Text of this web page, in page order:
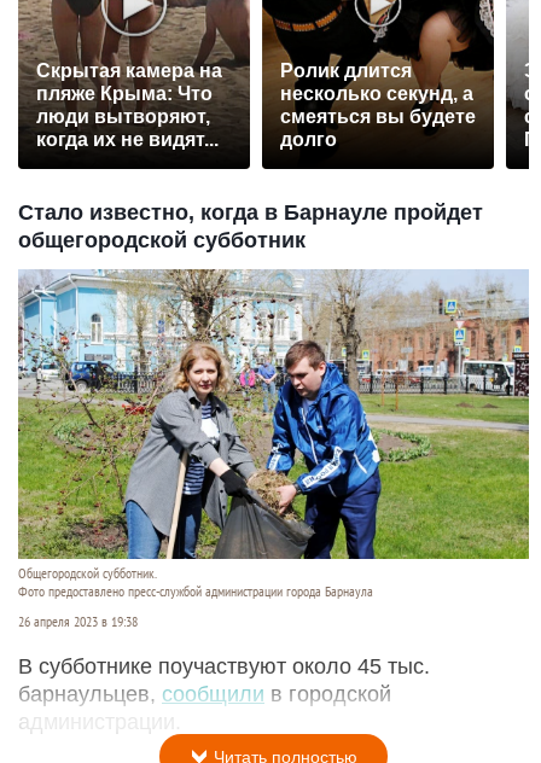
Скрытая камера на
пляже Крыма: Что
люди вытворяют,
когда их не видят...
Ролик длится
несколько секунд, а
смеяться вы будете
долго
Стало известно, когда в Барнауле пройдет
общегородской субботник
Общегородской субботник.
Фото предоставлено пресс-службой администрации города Барнаула
26 апреля 2023 в 19:38
В субботнике поучаствуют около 45 тыс.
барнаульцев, сообщили в городской
администрации.
Читать полностью